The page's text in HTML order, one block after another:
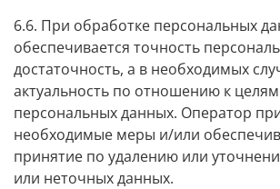
6.6. При обработке персональных
обеспечивается точность
достаточность, а в необходимых
актуальность по отношению к
персональных данных. Оператор
необходимые меры и/или
принятие по удалению или
или неточных данных.